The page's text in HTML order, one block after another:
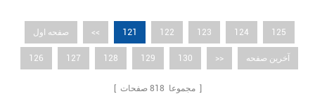
صفحه اول << 121 122 123 124 125
126 127 128 129 130 >> آخرین صفحه
[ مجموعا 818 صفحات ]